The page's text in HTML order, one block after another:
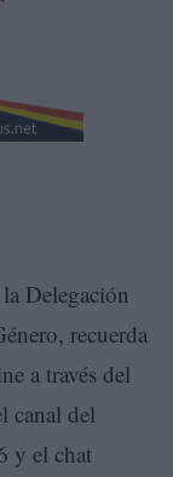
Delegación
recuerda
a través del
canal del
y el chat